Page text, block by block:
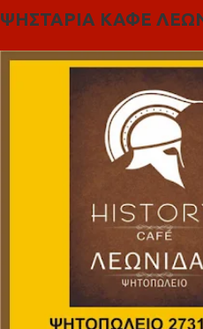
ΨΗΣΤΑΡΙΑ ΚΑΦΕ